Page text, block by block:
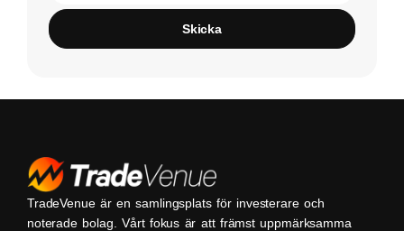
Skicka
TradeVenue är en samlingsplats för investerare och
noterade bolag. Vårt fokus är att främst uppmärksamma